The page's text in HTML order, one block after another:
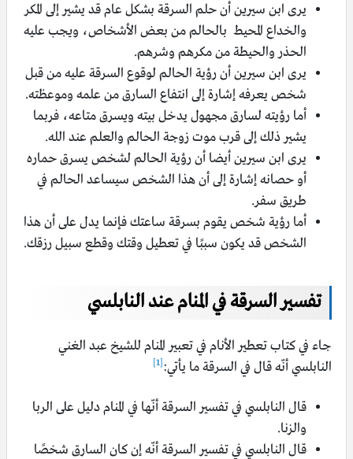
يرى ابن سيرين أن حلم السرقة بشكل عام قد يشير إلى المكر
والخداع المحيط بالحالم من بعض الأشخاص، ويجب عليه
الحذر والحيطة من مكرهم وشرهم.
يرى ابن سيرين أن رؤية الحالم لوقوع السرقة عليه من قبل
شخص يعرفه إشارة إلى انتفاع السارق من علمه وموعظته.
أما رؤيته لسارق مجهول يدخل بيته ويسرق متاعه، فربما
يشير ذلك إلى قرب موت زوجة الحالم والعلم عند الله.
يرى ابن سيرين أيضا أن رؤية الحالم لشخص يسرق حماره
أو حصانه إشارة إلى أن هذا الشخص سيساعد الحالم في
طريق سفر.
أما رؤية شخص يقوم بسرقة ساعتك فإنما يدل على أن هذا
الشخص قد يكون سببًا في تعطيل وقتك وقطع سبيل رزقك.
تفسير السرقة في المنام عند النابلسي
جاء في كتاب تعطير الأنام في تعبير المنام للشيخ عبد الغني
النابلسي أنّه قال في السرقة ما يأتي:[1]
قال النابلسي في تفسير السرقة أنّها في المنام دليل على الربا
والزنا.
قال النابلسي في تفسير السرقة أنّه إن كان السارق شخصًا